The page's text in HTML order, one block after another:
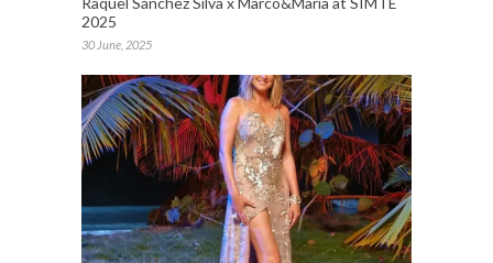
2025
30 June, 2025